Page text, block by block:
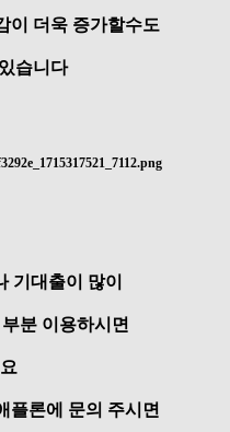
이 더욱 증가할수도
습니다
기대출이 많이
분 이용하시면
플론에 문의 주시면